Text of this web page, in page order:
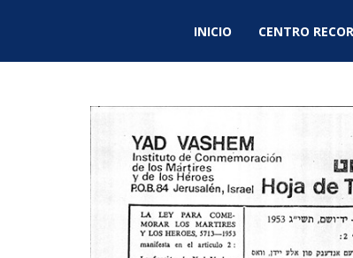
INICIO CENTRO